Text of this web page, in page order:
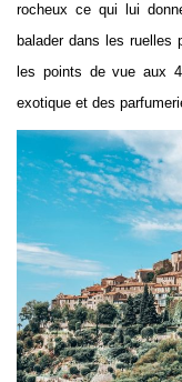
rocheux ce qui lui
balader dans les ruelles
les points de vue aux
exotique et des